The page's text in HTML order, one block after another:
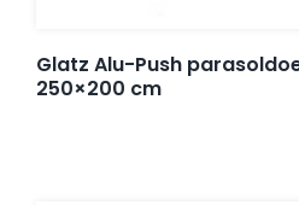
Glatz Alu-Push
250×200 cm